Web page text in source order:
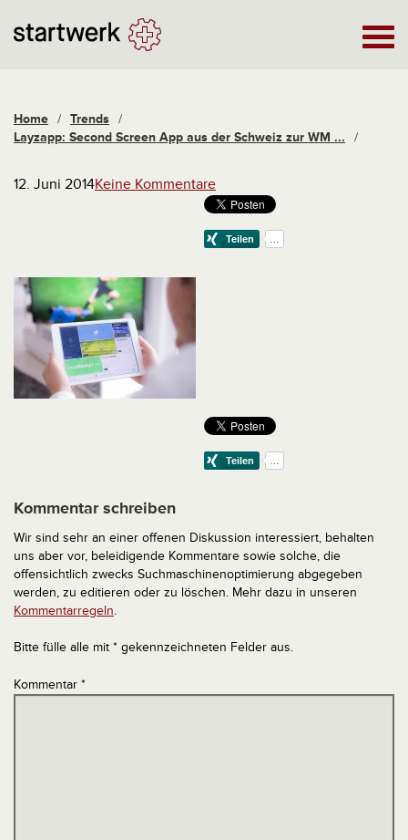
Home / Trends /
Layzapp: Second Screen App aus der Schweiz zur WM ...
/
12. Juni 2014Keine Kommentare
Kommentar schreiben
Wir sind sehr an einer offenen Diskussion interessiert, behalten
uns aber vor, beleidigende Kommentare sowie solche, die
offensichtlich zwecks Suchmaschinenoptimierung abgegeben
werden, zu editieren oder zu löschen. Mehr dazu in unseren
Kommentarregeln.
Bitte fülle alle mit * gekennzeichneten Felder aus.
Kommentar *